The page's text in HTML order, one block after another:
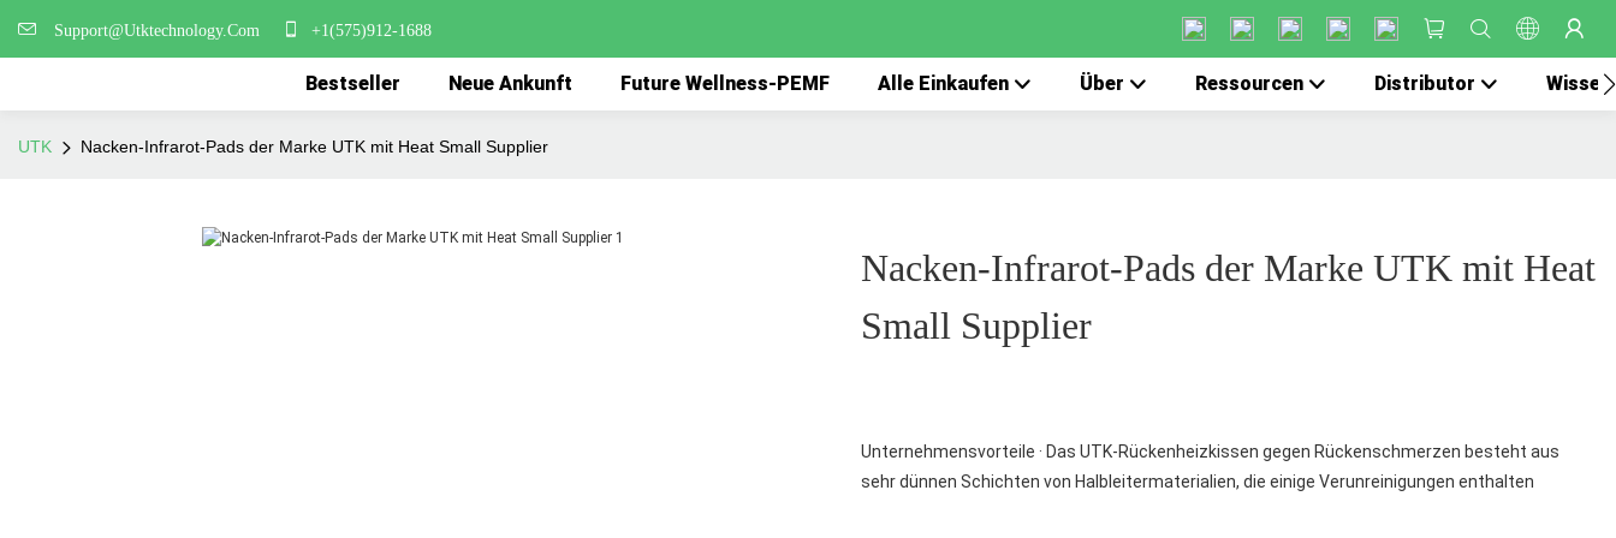
Support@Utktechnology.Com +1(575)912-1688
Bestseller Neue Ankunft Future Wellness-PEMF Alle Einkaufen Über Ressourcen Distributor Wissen
UTK Nacken-Infrarot-Pads der Marke UTK mit Heat Small Supplier
Nacken-Infrarot-Pads der Marke UTK mit Heat
Small Supplier
Unternehmensvorteile · Das UTK-Rückenheizkissen gegen Rückenschmerzen besteht aus
sehr dünnen Schichten von Halbleitermaterialien, die einige Verunreinigungen enthalten